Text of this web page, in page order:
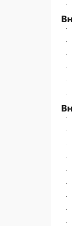
·
·
·
·
·
·
·
·
·
·
·
·
·
·
·
·